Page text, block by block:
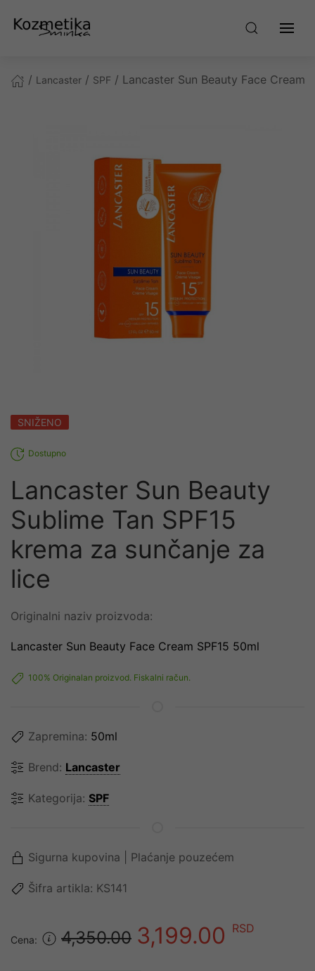
/ Lancaster / SPF / Lancaster Sun Beauty Face Cream
SNIŽENO
Dostupno
Lancaster Sun Beauty
Sublime Tan SPF15
krema za sunčanje za
lice
Originalni naziv proizvoda:
Lancaster Sun Beauty Face Cream SPF15 50ml
100% Originalan proizvod. Fiskalni račun.
Zapremina: 50ml
Brend: Lancaster
Kategorija: SPF
Sigurna kupovina | Plaćanje pouzećem
Šifra artikla: KS141
Cena: 4,350.00 3,199.00 RSD